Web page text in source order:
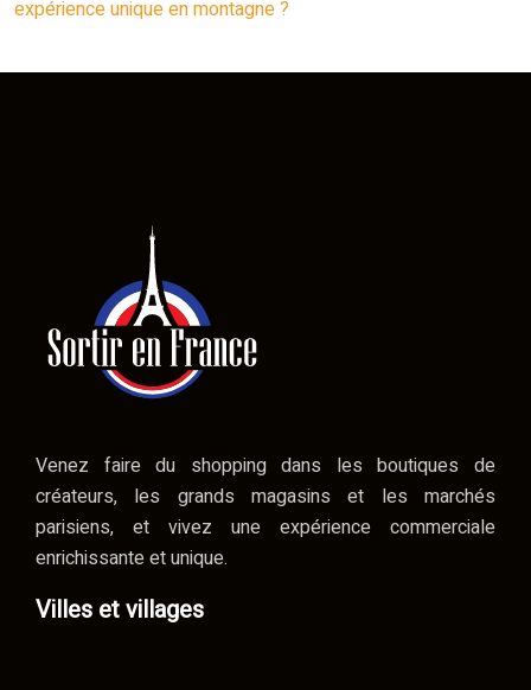
expérience unique en montagne ?
Venez faire du shopping dans les boutiques de
créateurs, les grands magasins et les marchés
parisiens, et vivez une expérience commerciale
enrichissante et unique.
Villes et villages